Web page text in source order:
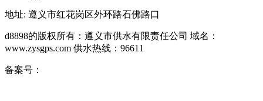
地址: 遵义市红花岗区外环路石佛路口
d8898的版权所有：遵义市供水有限责任公司 域名：
www.zysgps.com 供水热线：96611
备案号：